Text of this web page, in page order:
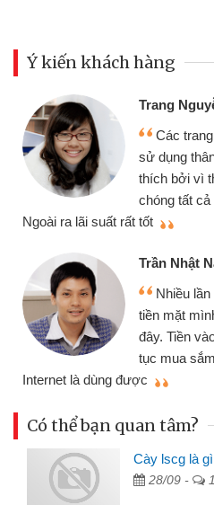
Ý kiến khách hàng
Trang
Các
sử dụng
thích bởi vì
chóng tất
Ngoài ra lãi suất rất tốt
Trần Nhật
Nhiều
tiền mặt
đây. Tiền
tục mua
Internet là dùng được
Có thể bạn quan tâm?
Cày lscg là gì
28/09 -